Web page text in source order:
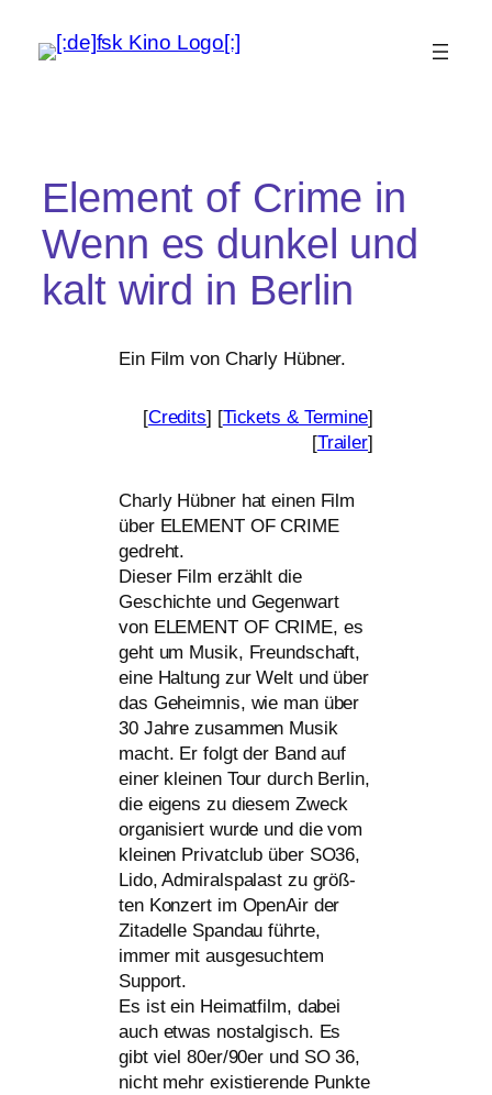
Element of Crime in
Wenn es dunkel und
kalt wird in Berlin
Ein Film von Charly Hübner.
[Credits] [Tickets &Termine]
[Trailer]
Charly Hübner hat einen Film
über ELEMENT OF CRIME
gedreht.
Dieser Film erzählt die
Geschichte und Gegenwart
von ELEMENT OF CRIME, es
geht um Musik, Freundschaft,
eine Haltung zur Welt und über
das Geheimnis, wie man über
30 Jahre zusam­men Musik
macht. Er folgt der Band auf
einer klei­nen Tour durch Berlin,
die eigens zu die­sem Zweck
orga­ni­siert wur­de und die vom
klei­nen Privatclub über SO36,
Lido, Admiralspalast zu größ­
ten Konzert im OpenAir der
Zitadelle Spandau führ­te,
immer mit aus­ge­such­tem
Support.
Es ist ein Heimatfilm, dabei
auch etwas nost­al­gisch. Es
gibt viel 80er/90er und SO36,
nicht mehr exis­tie­ren­de Punkte